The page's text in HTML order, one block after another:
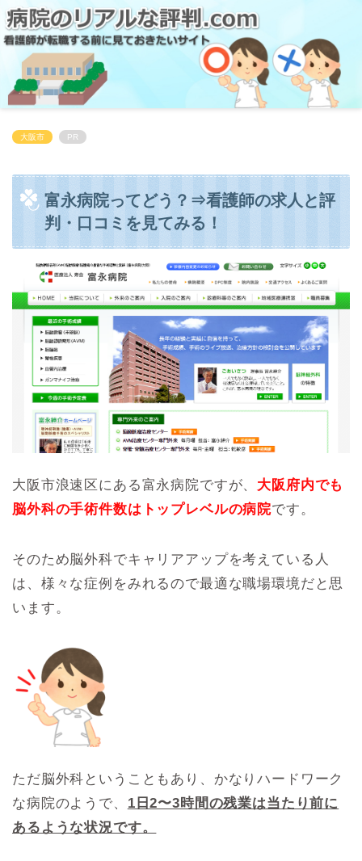
大阪市 PR
富永病院ってどう？⇒看護師の求人と評
判・口コミを見てみる！
大阪市浪速区にある富永病院ですが、 大阪府内でも
脳外科の手術件数はトップレベルの病院です。
そのため脳外科でキャリアアップを考えている人
は、様々な症例をみれるので最適な職場環境だと思
います。
ただ脳外科ということもあり、かなりハードワーク
な病院のようで、 1日2〜3時間の残業は当たり前に
あるような状況です。